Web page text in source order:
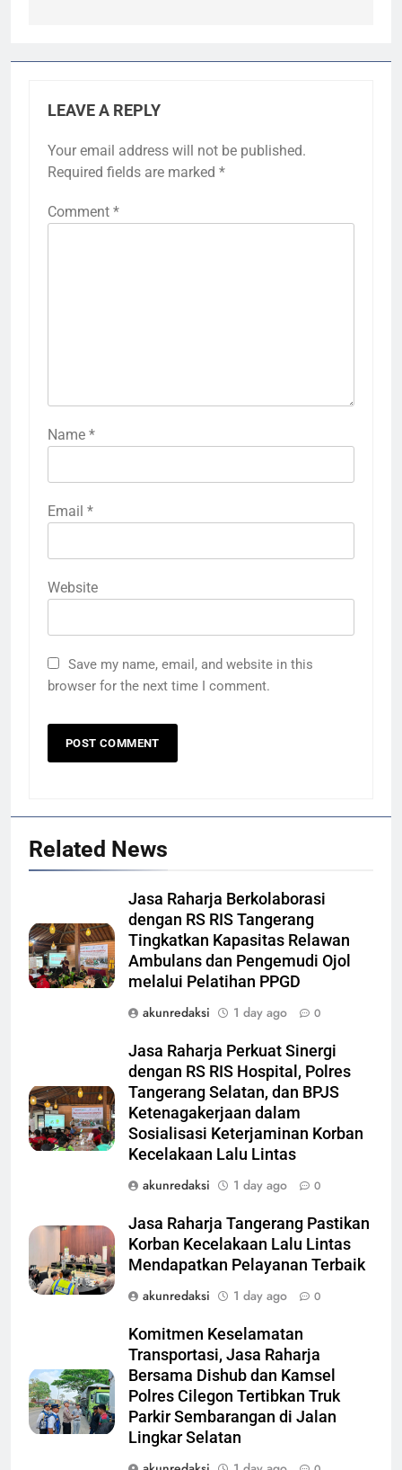
LEAVE A REPLY
Your email address will not be published.
Required fields are marked *
Comment *
Name *
Email *
Website
Save my name, email, and website in this
browser for the next time I comment.
Related News
Jasa Raharja Berkolaborasi
dengan RS RIS Tangerang
Tingkatkan Kapasitas Relawan
Ambulans dan Pengemudi Ojol
melalui Pelatihan PPGD
akunredaksi
1 day ago 0
Jasa Raharja Perkuat Sinergi
dengan RS RIS Hospital, Polres
Tangerang Selatan, dan BPJS
Ketenagakerjaan dalam
Sosialisasi Keterjaminan Korban
Kecelakaan Lalu Lintas
akunredaksi
1 day ago 0
Jasa Raharja Tangerang Pastikan
Korban Kecelakaan Lalu Lintas
Mendapatkan Pelayanan Terbaik
akunredaksi
1 day ago 0
Komitmen Keselamatan
Transportasi, Jasa Raharja
Bersama Dishub dan Kamsel
Polres Cilegon Tertibkan Truk
Parkir Sembarangan di Jalan
Lingkar Selatan